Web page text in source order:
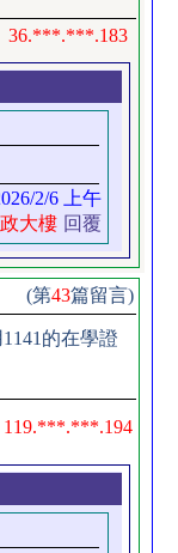
36.***.***.183
2/6 上午
大樓 回覆
(第43篇留言)
的在學證
119.***.***.194